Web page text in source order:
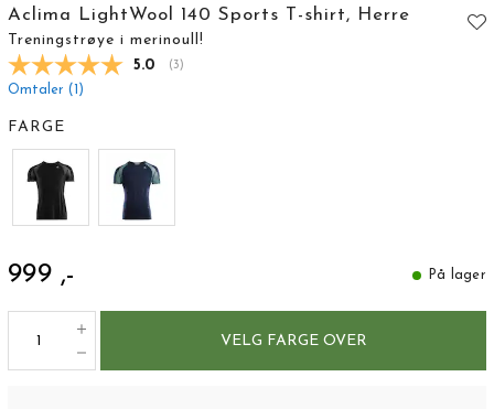
Aclima LightWool 140 Sports T-shirt, Herre
Treningstrøye i merinoull!
Gjennomsnittskarakter:
5.0 (stemmer:
3)
Omtaler ( )
FARGE
999 ,- På lager
VELG FARGE OVER